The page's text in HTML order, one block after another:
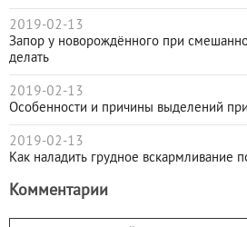
2019-02-13
Запор у новорождённого при
делать
2019-02-13
Особенности и причины выделений
2019-02-13
Как наладить грудное вскармливание
Комментарии